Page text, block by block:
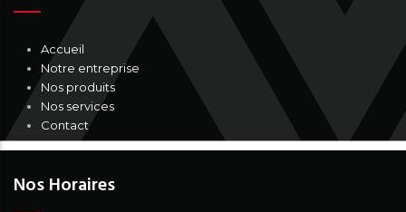
Accueil
Notre entreprise
Nos produits
Nos services
Contact
Nos Horaires